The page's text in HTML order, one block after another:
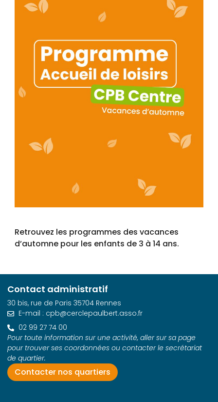
Retrouvez les programmes des vacances
d’automne pour les enfants de 3 à 14 ans.
Contact administratif
30 bis, rue de Paris 35704 Rennes
E-mail : cpb@cerclepaulbert.asso.fr
02 99 27 74 00
Pour toute information sur une activité, aller sur sa page
pour trouver ses coordonnées ou contacter le secrétariat
de quartier.
Contacter nos quartiers